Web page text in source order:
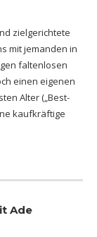
zielgerichtete
mit jemanden in
faltenlosen
einen eigenen
Alter („Best-
kaufkräftige
Ade